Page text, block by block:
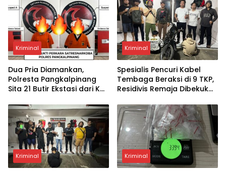
Kriminal
Dua Pria Diamankan,
Polresta Pangkalpinang
Sita 21 Butir Ekstasi dari Kos
Kriminal
Spesialis Pencuri Kabel
Tembaga Beraksi di 9 TKP,
Residivis Remaja Dibekuk
Pangkalpinang
Kriminal Kriminal